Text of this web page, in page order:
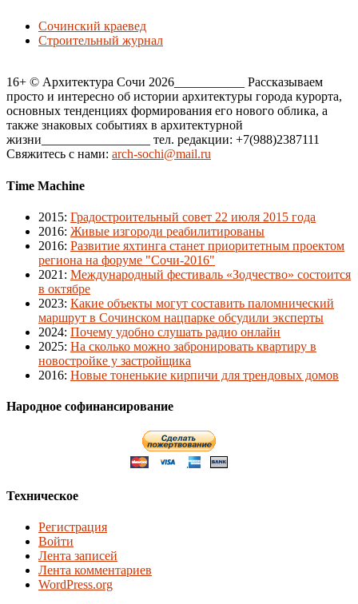
Сочинский краевед
Строительный журнал
16+ © Архитектура Сочи 2026___________ Рассказываем
просто и интересно об истории архитектуры города курорта,
основных тенденциях формирования его нового облика, а
также знаковых событиях в архитектурной
жизни_________________ тел. редакции: +7(988)2387111
Свяжитесь с нами: arch-sochi@mail.ru
Time Machine
2015: Градостроительный совет 22 июля 2015 года
2016: Живые изгороди реабилитированы
2016: Развитие яхтинга станет приоритетным проектом
региона на форуме "Сочи-2016"
2021 : Международный фестиваль «Зодчество» состоится
в октябре
2023: Какие объекты могут составить паломнический
маршрут в Сочинском нацпарке обсудили эксперты
2024: Почему удобно слушать радио онлайн
2025: На сколько можно забронировать квартиру в
новостройке у застройщика
2016: Новые тоненькие кирпичи для трендовых домов
Народное софинансирование
Техническое
Регистрация
Войти
Лента записей
Лента комментариев
WordPress.org